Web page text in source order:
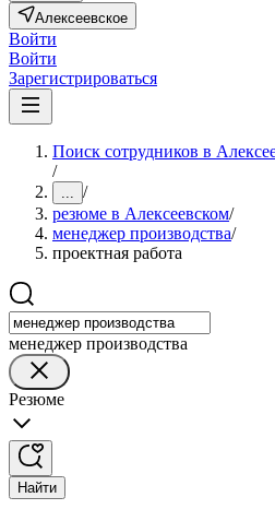
Алексеевское
Войти
Войти
Зарегистрироваться
Поиск сотрудников в
/
... /
резюме в Алексеевском/
менеджер производства/
проектная работа
менеджер производства
Резюме
Найти